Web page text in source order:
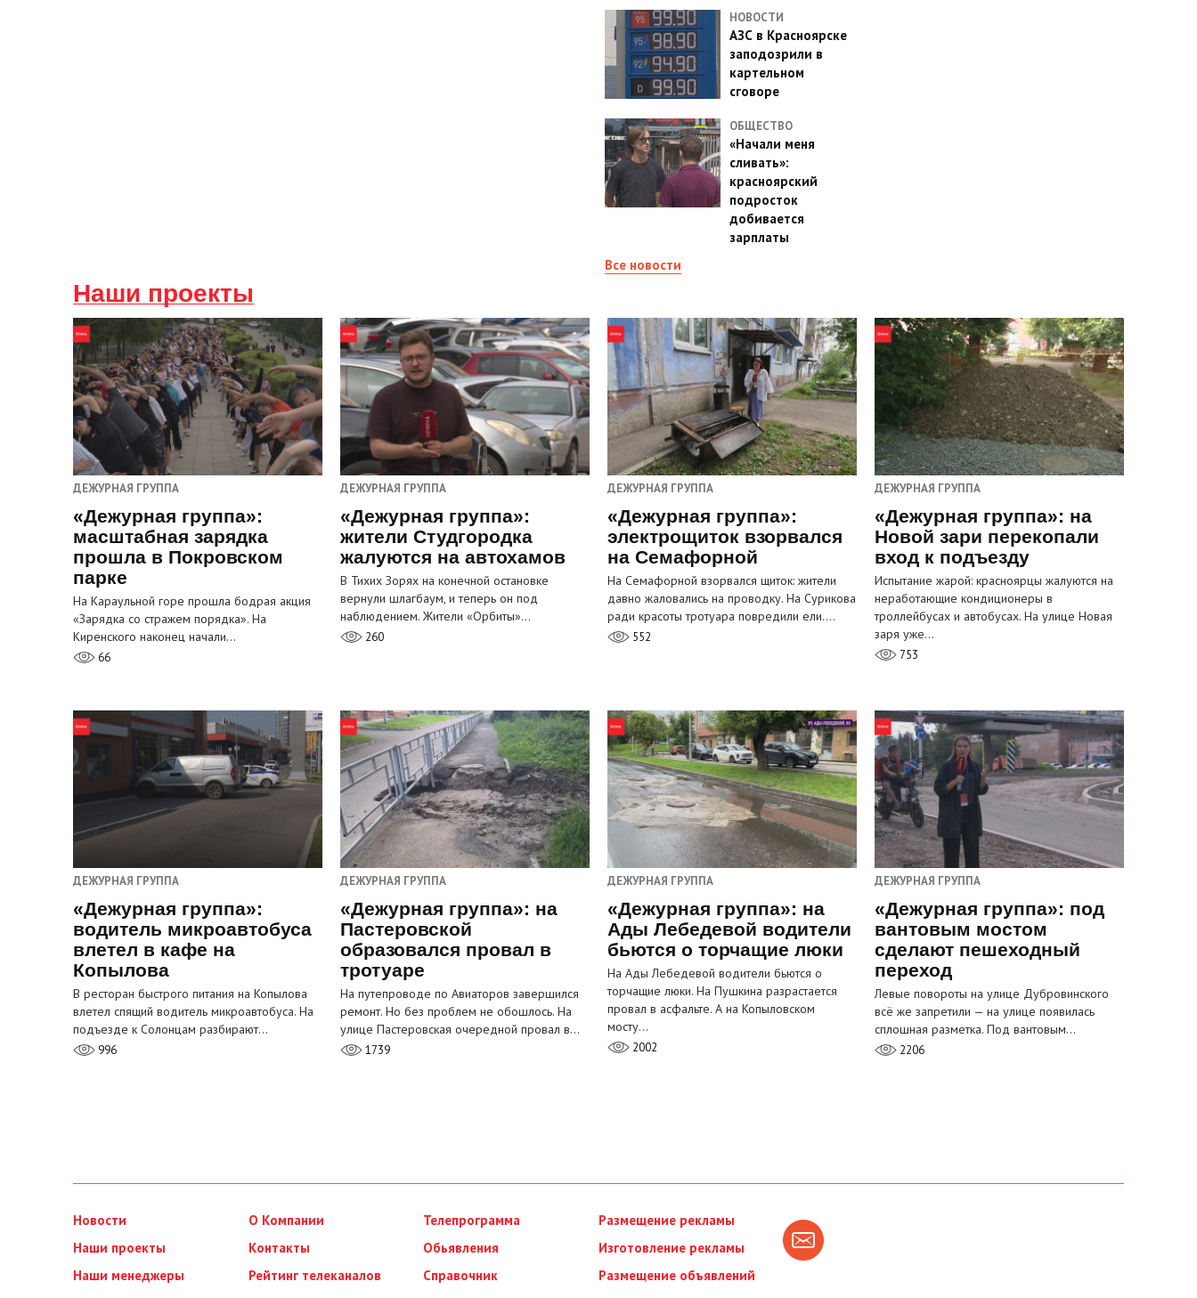
НОВОСТИ
АЗС в Красноярске
заподозрили в
картельном
сговоре
ОБЩЕСТВО
«Начали меня
сливать»:
красноярский
подросток
добивается
зарплаты
Все новости
Наши проекты
ДЕЖУРНАЯ ГРУППА
«Дежурная группа»:
масштабная зарядка
прошла в Покровском
парке
На Караульной горе прошла бодрая акция
«Зарядка со стражем порядка». На
Киренского наконец начали…
66
ДЕЖУРНАЯ ГРУППА
«Дежурная группа»:
жители Студгородка
жалуются на автохамов
В Тихих Зорях на конечной остановке
вернули шлагбаум, и теперь он под
наблюдением. Жители «Орбиты»…
260
ДЕЖУРНАЯ ГРУППА
«Дежурная группа»:
электрощиток взорвался
на Семафорной
На Семафорной взорвался щиток: жители
давно жаловались на проводку. На Сурикова
ради красоты тротуара повредили ели.…
552
ДЕЖУРНАЯ ГРУППА
«Дежурная группа»: на
Новой зари перекопали
вход к подъезду
Испытание жарой: красноярцы жалуются на
неработающие кондиционеры в
троллейбусах и автобусах. На улице Новая
заря уже…
753
ДЕЖУРНАЯ ГРУППА
«Дежурная группа»:
водитель микроавтобуса
влетел в кафе на
Копылова
В ресторан быстрого питания на Копылова
влетел спящий водитель микроавтобуса. На
подъезде к Солонцам разбирают…
996
ДЕЖУРНАЯ ГРУППА
«Дежурная группа»: на
Пастеровской
образовался провал в
тротуаре
На путепроводе по Авиаторов завершился
ремонт. Но без проблем не обошлось. На
улице Пастеровская очередной провал в…
1739
ДЕЖУРНАЯ ГРУППА
«Дежурная группа»: на
Ады Лебедевой водители
бьются о торчащие люки
На Ады Лебедевой водители бьются о
торчащие люки. На Пушкина разрастается
провал в асфальте. А на Копыловском
мосту…
2002
ДЕЖУРНАЯ ГРУППА
«Дежурная группа»: под
вантовым мостом
сделают пешеходный
переход
Левые повороты на улице Дубровинского
всё же запретили — на улице появилась
сплошная разметка. Под вантовым…
2206
Новости
Наши проекты
Наши менеджеры
О Компании
Контакты
Рейтинг телеканалов
Телепрограмма
Обьявления
Справочник
Размещение рекламы
Изготовление рекламы
Размещение объявлений